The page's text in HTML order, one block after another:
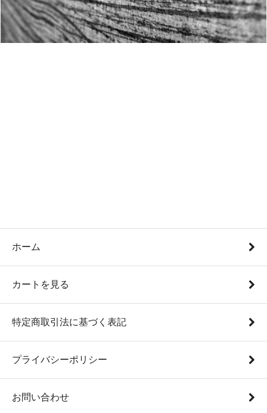
ホーム
カートを見る
特定商取引法に基づく表記
プライバシーポリシー
お問い合わせ